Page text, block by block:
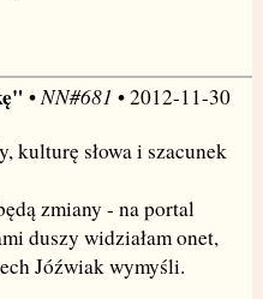
•NN#681 • 2012-11-30
kulturę słowa i szacunek
zmiany - na portal
duszy widziałam onet,
Jóźwiak wymyśli.